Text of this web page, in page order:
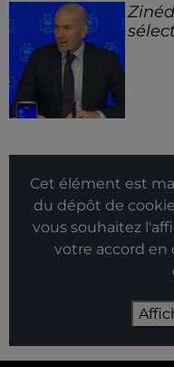
Cet élément est
du dépôt de
vous souhaitez
votre accord en